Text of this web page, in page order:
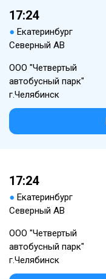
17:24
● Екатеринбург
Северный АВ
ООО "Четвертый
автобусный парк"
г.Челябинск
17:24
● Екатеринбург
Северный АВ
ООО "Четвертый
автобусный парк"
г.Челябинск